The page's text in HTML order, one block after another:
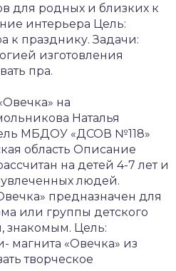
для родных и близких к
интерьера Цель:
к празднику. Задачи:
изготовления
пра.
на
Наталья
МБДОУ «ДСОВ №118»
область Описание
на детей 4-7 лет и
увлеченных людей.
предназначен для
или группы детского
знакомым. Цель:
магнита «Овечка» из
творческое